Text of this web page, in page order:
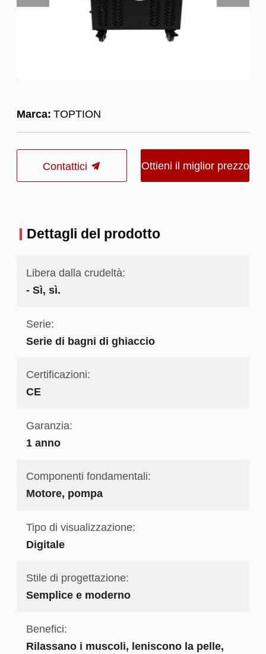
Marca: TOPTION
Contattici Ottieni il miglior prezzo
Dettagli del prodotto
Libera dalla crudeltà:
- Sì, sì.
Serie:
Serie di bagni di ghiaccio
Certificazioni:
CE
Garanzia:
1 anno
Componenti fondamentali:
Motore, pompa
Tipo di visualizzazione:
Digitale
Stile di progettazione:
Semplice e moderno
Benefici:
Rilassano i muscoli, leniscono la pelle,